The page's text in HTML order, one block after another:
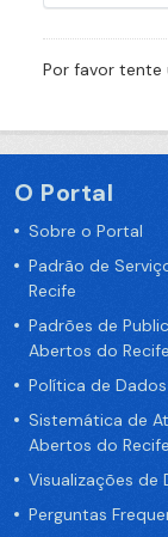
Por favor tente
O Portal
Sobre o Portal
Padrão de
Recife
Padrões de
Abertos do Recife
Política de
Sistemática de
Abertos do Recife
Visualizações de
Perguntas